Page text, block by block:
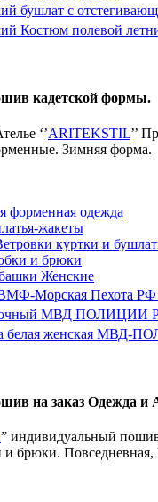
бушлат с
Костюм полевой
кадетской формы.
‘’ARITEKSTIL’’
Зимняя форма.
форменная одежда
жакеты
куртки и
и брюки
Женские
Морская Пехота РФ
МВД ПОЛИЦИИ
белая женская МВД-
на заказ Одежда и
” индивидуальный
брюки.